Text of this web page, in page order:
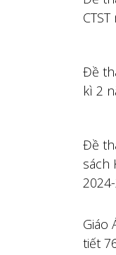
Đề
kì 2
Đề
sách
Giáo
tiết